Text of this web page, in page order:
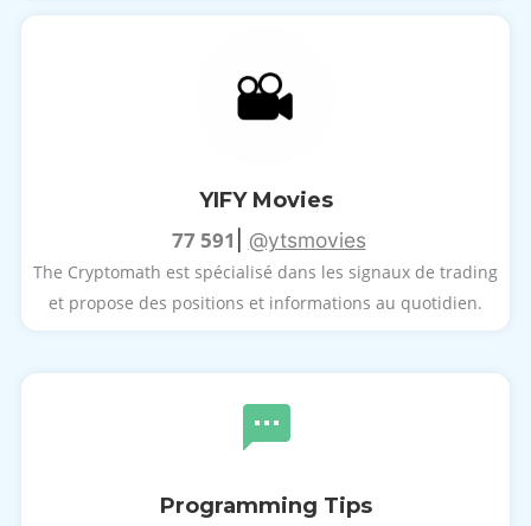
YIFY Movies
77 591 @ytsmovies
The Cryptomath est spécialisé dans les signaux de trading
et propose des positions et informations au quotidien.
Programming Tips